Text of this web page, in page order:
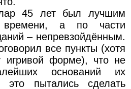
45 лет был лучшим
времени, а по части
– непревзойдённым.
все пункты (хотя
форме), что не
оснований их
это пытались сделать